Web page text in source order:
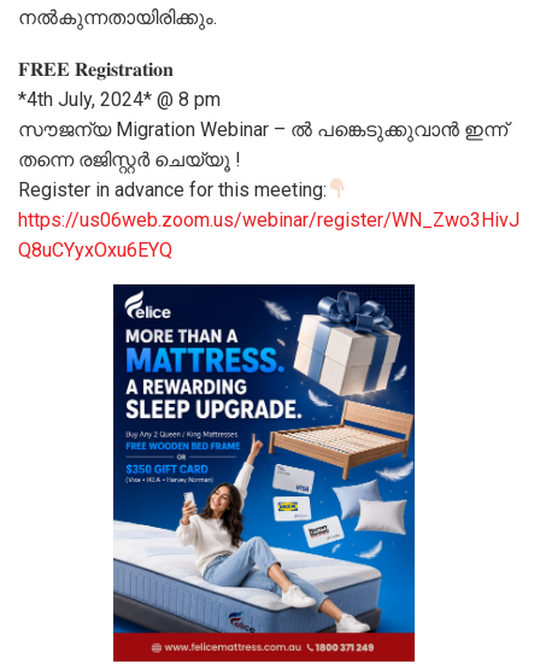
നല്‍കുന്നതായിരിക്കും.
𝐅𝐑𝐄𝐄 𝐑𝐞𝐠𝐢𝐬𝐭𝐫𝐚𝐭𝐢𝐨𝐧
*4th July, 2024* @ 8 pm
സൗജന്യ Migration Webinar – ൽ പങ്കെടുക്കുവാന്‍ ഇന്ന്
തന്നെ രജിസ്റ്റർ ചെയ്യൂ !
Register in advance for this meeting:
https://us06web.zoom.us/webinar/register/WN_Zwo3HivJ
Q8uCYyxOxu6EYQ